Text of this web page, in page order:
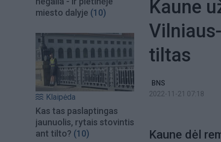
miesto dalyje (10)
Klaipėda
Kas tas paslaptingas
jaunuolis, rytais stovintis
ant tilto? (10)
Kaune
tiltas
BNS
2022-11-21 07:18
Kaune dėl